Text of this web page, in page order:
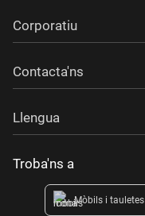
Corporatiu
Contacta'ns
Llengua
Troba'ns a
Mòbils i tauletes